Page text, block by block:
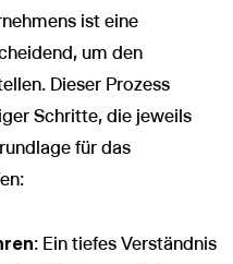
ist eine
um den
Dieser Prozess
Schritte, die jeweils
für das
: Ein tiefes Verständnis